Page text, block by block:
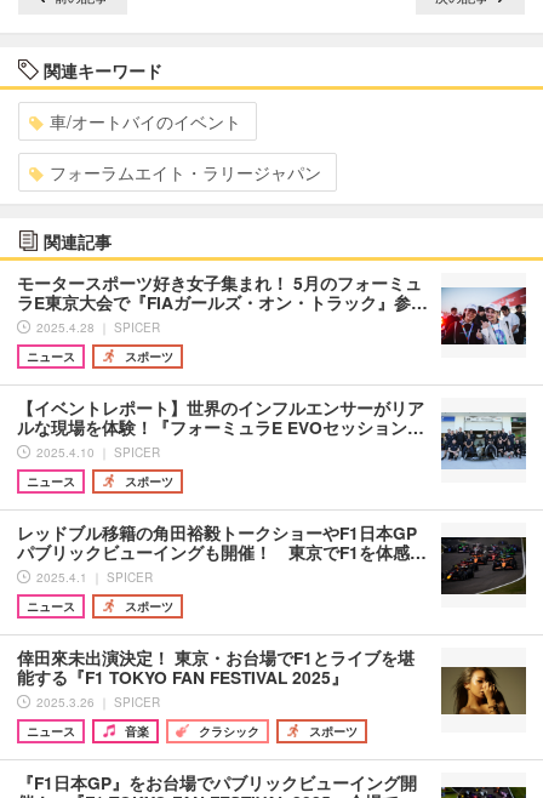
関連キーワード
車/オートバイのイベント
フォーラムエイト・ラリージャパン
関連記事
モータースポーツ好き女子集まれ！ 5月のフォーミュ
ラE東京大会で『FIAガールズ・オン・トラック』参…
2025.4.28 ｜ SPICER
ニュース
スポーツ
【イベントレポート】世界のインフルエンサーがリア
ルな現場を体験！『フォーミュラE EVOセッション…
2025.4.10 ｜ SPICER
ニュース
スポーツ
レッドブル移籍の角田裕毅トークショーやF1日本GP
パブリックビューイングも開催！ 東京でF1を体感…
2025.4.1 ｜ SPICER
ニュース
スポーツ
倖田來未出演決定！ 東京・お台場でF1とライブを堪
能する『F1 TOKYO FAN FESTIVAL 2025』
2025.3.26 ｜ SPICER
ニュース
音楽 クラシック スポーツ
『F1日本GP』をお台場でパブリックビューイング開